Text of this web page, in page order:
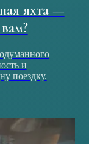
яхта —
и
поездку.